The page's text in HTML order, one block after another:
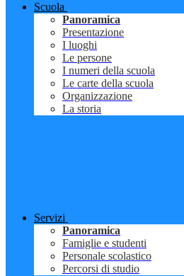
Scuola
Panoramica
Presentazione
I luoghi
Le persone
I numeri della scuola
Le carte della scuola
Organizzazione
La storia
Servizi
Panoramica
Famiglie e studenti
Personale scolastico
Percorsi di studio